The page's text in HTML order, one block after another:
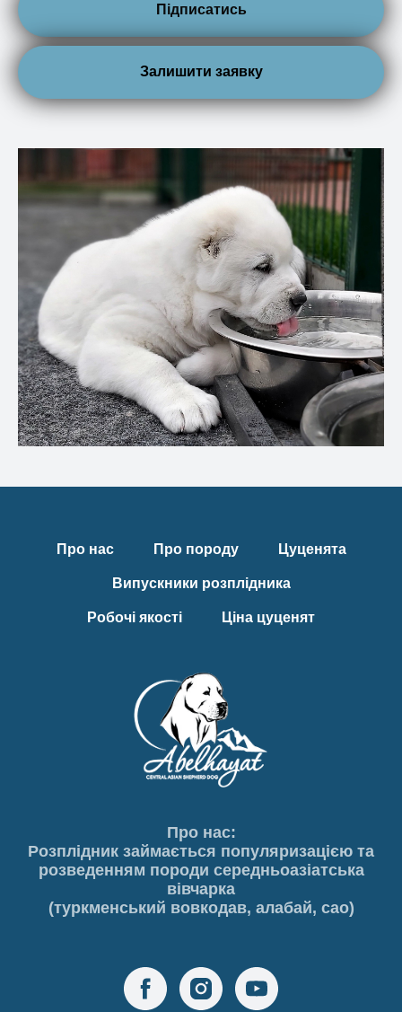
Підписатись
Залишити заявку
Про нас Про породу Цуценята
Випускники розплідника
Робочі якості Ціна цуценят
Про нас:
Розплідник займається популяризацією та
розведенням породи середньоазіатська
вівчарка
(туркменський вовкодав, алабай, сао)